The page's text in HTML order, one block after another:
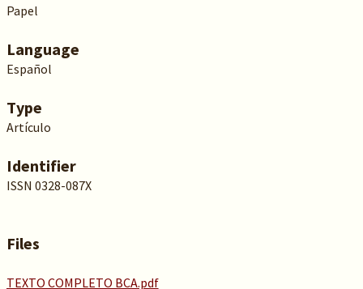
Papel
Language
Español
Type
Artículo
Identifier
ISSN 0328-087X
Files
TEXTO COMPLETO BCA.pdf